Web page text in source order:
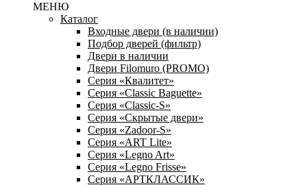
МЕНЮ
Каталог
Входные двери (в наличии)
Подбор дверей (фильтр)
Двери в наличии
Двери Filomuro (PROMO)
Серия «Квалитет»
Серия «Classic Baguette»
Серия «Classic-S»
Серия «Скрытые двери»
Серия «Zadoor-S»
Серия «ART Lite»
Серия «Legno Art»
Серия «Legno Frisse»
Серия «АРТКЛАССИК»